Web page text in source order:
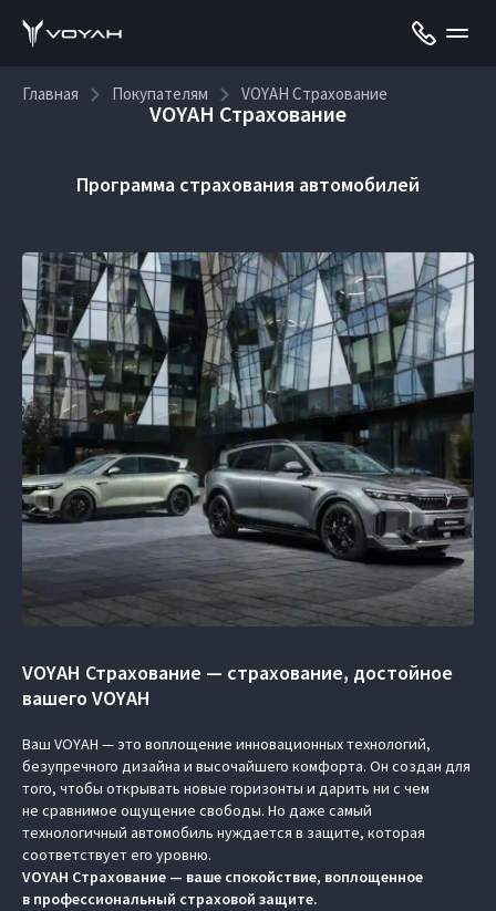
Главная Покупателям VOYAH Страхование
VOYAH Страхование
Программа страхования автомобилей
VOYAH Страхование — страхование, достойное
вашего VOYAH
Ваш VOYAH — это воплощение инновационных технологий,
безупречного дизайна и высочайшего комфорта. Он создан для
того, чтобы открывать новые горизонты и дарить ни с чем
не сравнимое ощущение свободы. Но даже самый
технологичный автомобиль нуждается в защите, которая
соответствует его уровню.
VOYAH Страхование — ваше спокойствие, воплощенное
в профессиональный страховой защите.